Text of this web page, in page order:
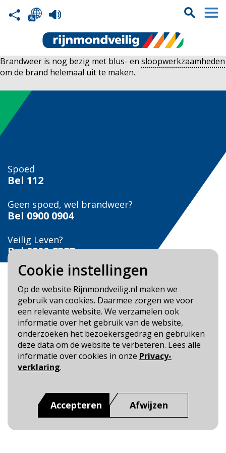
Cookie instellingen
Op de website Rijnmondveilig.nl maken we
gebruik van cookies. Daarmee zorgen we voor
een relevante website. We verzamelen ook
informatie over het gebruik van de website,
onderzoeken het bezoekersgedrag en gebruiken
deze data om de website te verbeteren. Lees alle
informatie over cookies in onze Privacy-
verklaring.
Accepteren Afwijzen
Brandweer is nog bezig met blus- en sloopwerkzaamheden
om de brand helemaal uit te maken.
Spoed
Bel 112
Geen spoed, wel brandweer?
Bel 0900 0904
Veilig Leven?
Bel 0900-8387
Blijf op de hoogte
Cookie- en Privacybeleid
Toegankelijkheid